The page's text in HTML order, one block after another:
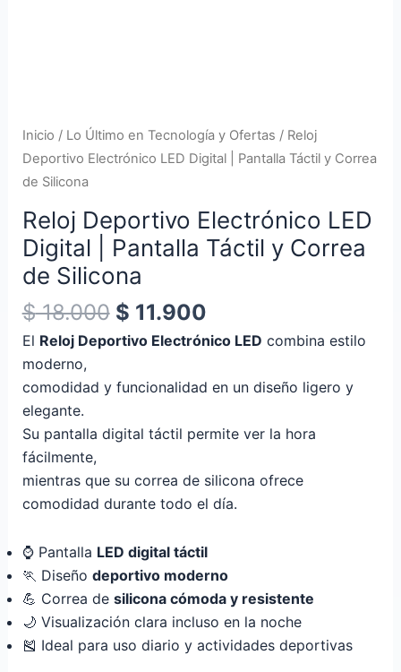
Inicio / Lo Último en Tecnología y Ofertas / Reloj
Deportivo Electrónico LED Digital | Pantalla Táctil y Correa
de Silicona
Reloj Deportivo Electrónico LED
Digital | Pantalla Táctil y Correa
de Silicona
$18.000 $ 11.900
El Reloj Deportivo Electrónico LED combina estilo
moderno,
comodidad y funcionalidad en un diseño ligero y
elegante.
Su pantalla digital táctil permite ver la hora
fácilmente,
mientras que su correa de silicona ofrece
comodidad durante todo el día.
⌚ Pantalla LED digital táctil
🏃 Diseño deportivo moderno
💪 Correa de silicona cómoda y resistente
🌙 Visualización clara incluso en la noche
🎽 Ideal para uso diario y actividades deportivas
cantidad